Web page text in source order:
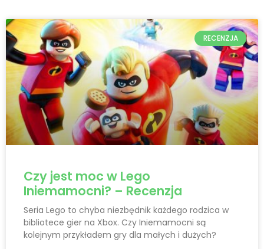
RECENZJA
Czy jest moc w Lego
Iniemamocni? – Recenzja
Seria Lego to chyba niezbędnik każdego rodzica w
bibliotece gier na Xbox. Czy Iniemamocni są
kolejnym przykładem gry dla małych i dużych?